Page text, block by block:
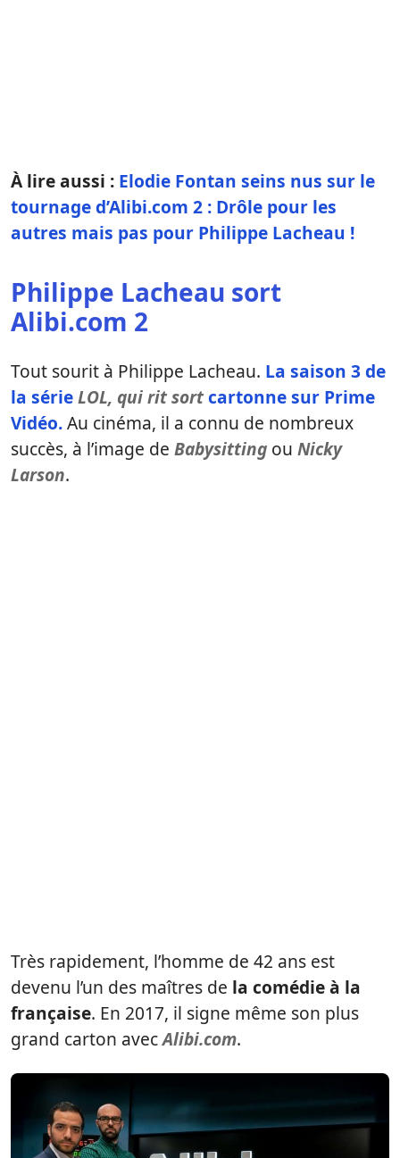
À lire aussi : Elodie Fontan seins nus sur le
tournage d’Alibi.com 2 : Drôle pour les
autres mais pas pour Philippe Lacheau !
Philippe Lacheau sort
Alibi.com 2
Tout sourit à Philippe Lacheau. La saison 3 de
la sérieLOL, qui rit sortcartonne sur Prime
Vidéo.Au cinéma, il a connu de nombreux
succès, à l’image de Babysitting ou Nicky
Larson.
Très rapidement, l’homme de 42 ans est
devenu l’un des maîtres de la comédie à la
française. En 2017, il signe même son plus
grand carton avecAlibi.com.